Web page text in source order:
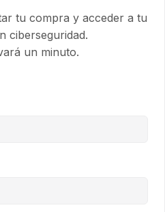
tu compra y acceder a tu
ciberseguridad.
un minuto.